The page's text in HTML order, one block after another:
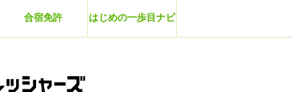
合宿免許 はじめの一歩目ナビ